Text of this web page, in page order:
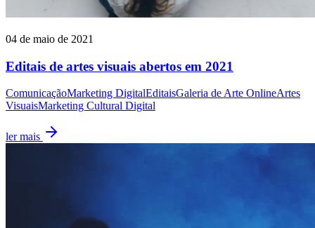
04 de maio de 2021
Editais de artes visuais abertos em 2021
ComunicaçãoMarketing DigitalEditaisGaleria de Arte OnlineArtes
VisuaisMarketing Cultural Digital
ler mais